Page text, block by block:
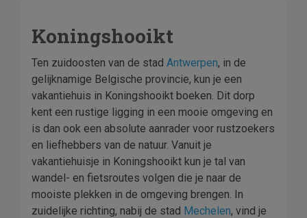
Koningshooikt
Ten zuidoosten van de stad Antwerpen, in de
gelijknamige Belgische provincie, kun je een
vakantiehuis in Koningshooikt boeken. Dit dorp
kent een rustige ligging in een mooie omgeving en
is dan ook een absolute aanrader voor rustzoekers
en liefhebbers van de natuur. Vanuit je
vakantiehuisje in Koningshooikt kun je tal van
wandel- en fietsroutes volgen die je naar de
mooiste plekken in de omgeving brengen. In
zuidelijke richting, nabij de stad Mechelen, vind je